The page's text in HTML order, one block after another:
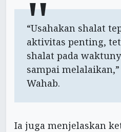
“Usahakan shalat
aktivitas penting,
shalat pada
sampai
Wahab.
Ia juga menjelaskan